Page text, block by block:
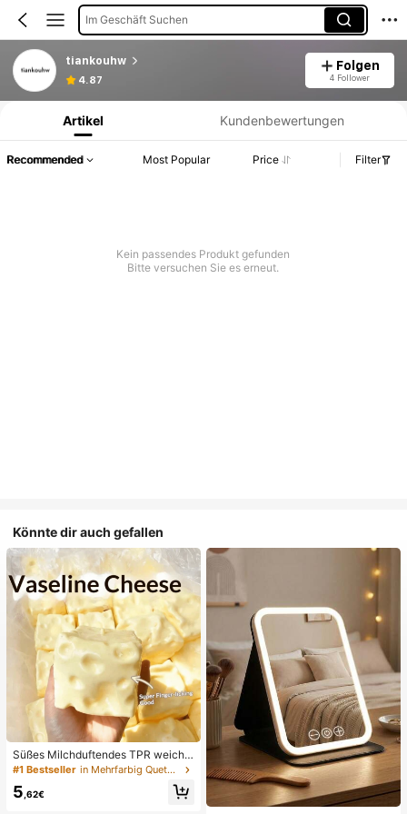
Im Geschäft Suchen
tiankouhw
4.87
Folgen
4 Follower
Produktinformation: Preisangabe, Verkaufs- und Lagerbestandsdetails.
Artikel Kundenbewertungen
Recommended Most Popular Price Filter
Kein passendes Produkt gefunden
Bitte versuchen Sie es erneut.
Könnte dir auch gefallen
Süßes Milchduftendes TPR weiche
s quetschbares Dumpling-förmiges
Stressabbau-Spielzeug, 5cm niedli
ches lustiges Quetsch-Stressabbau
#1 Bestseller in Mehrfarbig Quetschspielzeug für Teenager
5 ,62€